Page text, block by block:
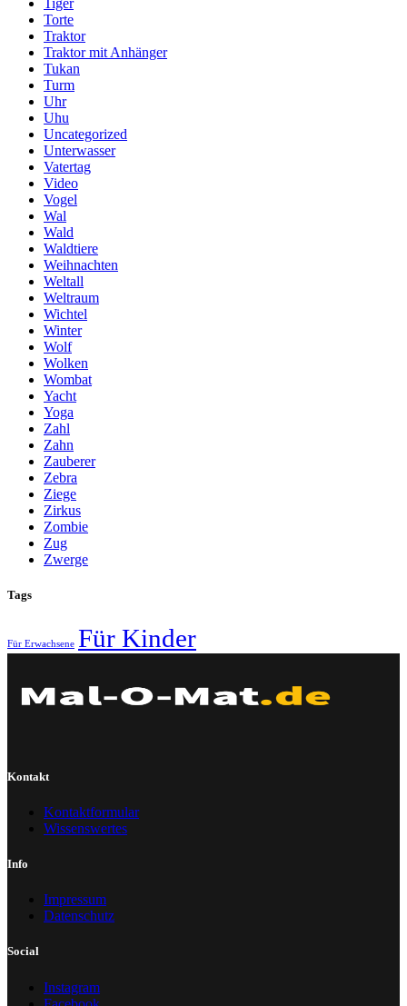
Tiger
Torte
Traktor
Traktor mit Anhänger
Tukan
Turm
Uhr
Uhu
Uncategorized
Unterwasser
Vatertag
Video
Vogel
Wal
Wald
Waldtiere
Weihnachten
Weltall
Weltraum
Wichtel
Winter
Wolf
Wolken
Wombat
Yacht
Yoga
Zahl
Zahn
Zauberer
Zebra
Ziege
Zirkus
Zombie
Zug
Zwerge
Tags
Für Erwachsene Für Kinder
Kontakt
Kontaktformular
Wissenswertes
Info
Impressum
Datenschutz
Social
Instagram